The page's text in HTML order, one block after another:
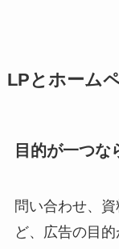
LPとホーム
目的が一つな
問い合わせ、
ど、広告の目